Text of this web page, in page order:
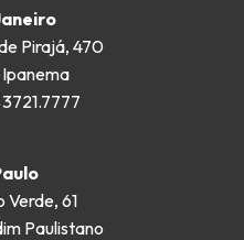
Pirajá, 470
Ipanema
Verde, 61
Paulistano